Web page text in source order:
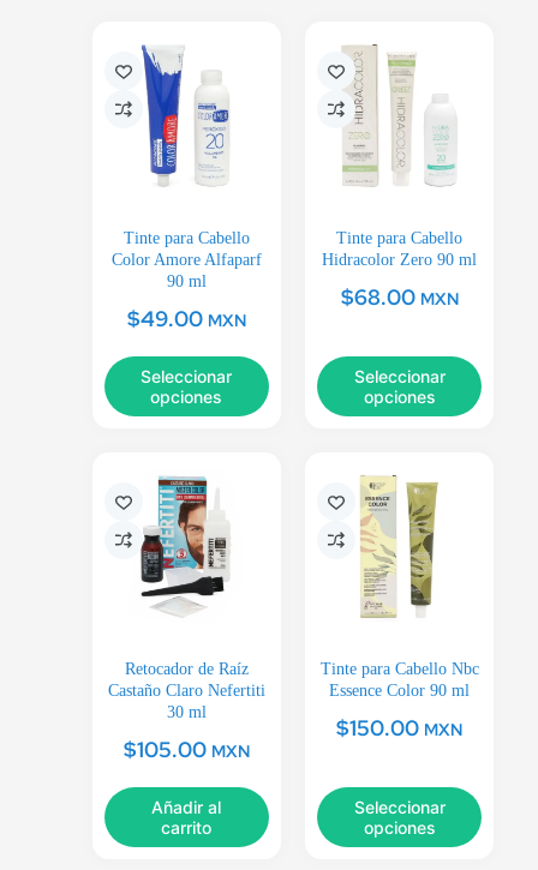
Tinte para Cabello
Color Amore Alfaparf
90 ml
$49.00 MXN
Seleccionar
opciones
Tinte para Cabello
Hidracolor Zero 90 ml
$68.00 MXN
Seleccionar
opciones
Retocador de Raíz
Castaño Claro Nefertiti
30 ml
$105.00 MXN
Añadir al
carrito
Tinte para Cabello Nbc
Essence Color 90 ml
$150.00 MXN
Seleccionar
opciones